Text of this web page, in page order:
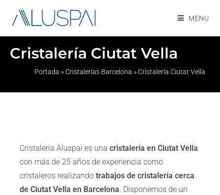
MENU
Cristalería Ciutat Vella
Portada » Cristalerías Barcelona » Cristalería Ciutat Vella
Cristaleria Aluspai es una cristalería en Ciutat Vella
con más de 25 años de experiencia como
cristaleros realizando trabajos de cristalería cerca
de Ciutat Vella en Barcelona. Disponemos de un